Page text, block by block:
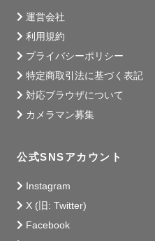
運営会社
利用規約
プライバシーポリシー
特定商取引法に基づく表記
対応ブラウザについて
カメラマン募集
公式SNSアカウント
Instagram
X (旧: Twitter)
Facebook